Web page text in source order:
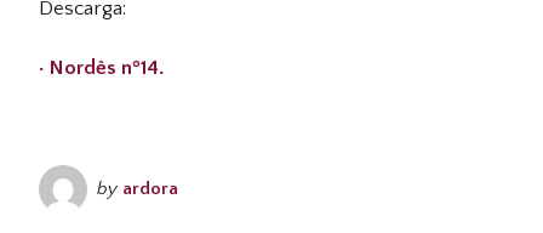
Descarga:
· Nordês nº14.
by ardora